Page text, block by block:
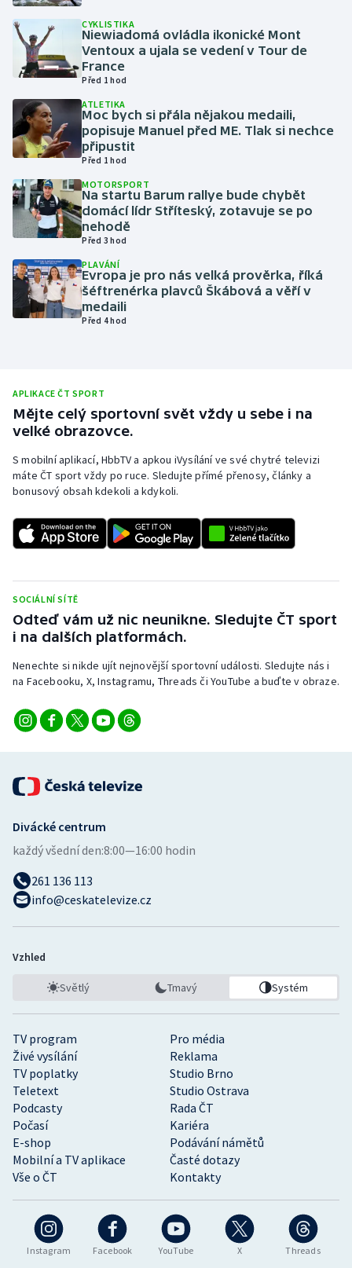
Judo
Krasobruslení
Lyže a snowboard
Moderní pětiboj
Motorsport
Olympijské hry
Parasport
Plavání
Ragby
Rychlobruslení
Rychlostní kanoistika
Short track
Sportovní střelba
Triatlon
Vodní slalom
Volejbal
CYKLISTIKA
Niewiadomá ovládla ikonické Mont
Ventoux a ujala se vedení v Tour de
France
Před 1 hod
ATLETIKA
Moc bych si přála nějakou medaili,
popisuje Manuel před ME. Tlak si nechce
připustit
Před 1 hod
MOTORSPORT
Na startu Barum rallye bude chybět
domácí lídr Stříteský, zotavuje se po
nehodě
Před 3 hod
PLAVÁNÍ
Evropa je pro nás velká prověrka, říká
šéftrenérka plavců Škábová a věří v
medaili
Před 4 hod
APLIKACE ČT SPORT
Mějte celý sportovní svět vždy u sebe i na
velké obrazovce.
S mobilní aplikací, HbbTV a apkou iVysílání ve své chytré televizi
máte ČT sport vždy po ruce. Sledujte přímé přenosy, články a
bonusový obsah kdekoli a kdykoli.
SOCIÁLNÍ SÍTĚ
Odteď vám už nic neunikne. Sledujte ČT sport
i na dalších platformách.
Nenechte si nikde ujít nejnovější sportovní události. Sledujte nás i
na Facebooku, X, Instagramu, Threads či YouTube a buďte v obraze.
Instagram Facebook YouTube X Threads
TV program
Pro média
Živé vysílání
Reklama
TV poplatky
Studio Brno
Teletext
Studio Ostrava
Podcasty
Rada ČT
Počasí
Kariéra
E-shop
Podávání námětů
Mobilní a TV aplikace
Časté dotazy
Vše o ČT
Kontakty
Divácké centrum
každý všední den:8:00—16:00 hodin
261 136 113
info@ceskatelevize.cz
Vzhled
Světlý Tmavý Systém